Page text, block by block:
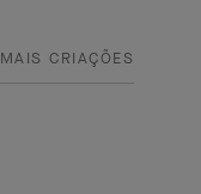
MAIS CRIAÇÕES